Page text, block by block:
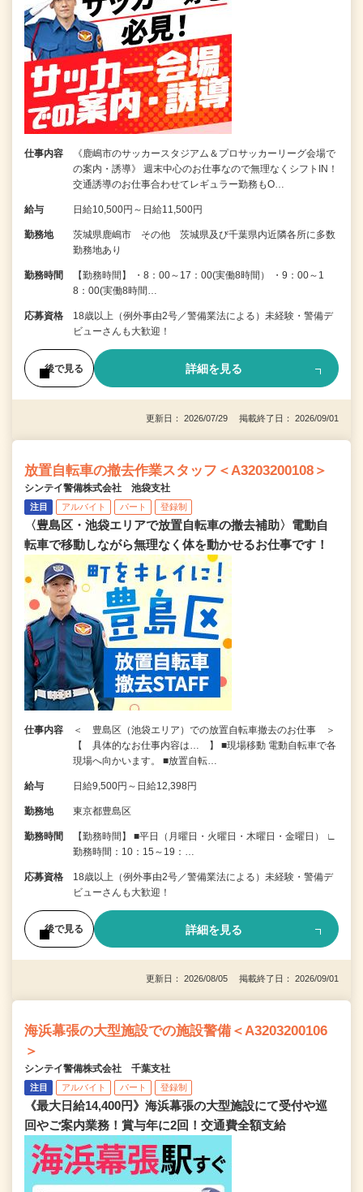
仕事内容
《鹿嶋市のサッカースタジアム＆プロサッカーリーグ会場で
の案内・誘導》 週末中心のお仕事なので無理なくシフトIN！
交通誘導のお仕事合わせてレギュラー勤務もO…
給与 日給10,500円～日給11,500円
勤務地
茨城県鹿嶋市 その他 茨城県及び千葉県内近隣各所に多数
勤務地あり
勤務時間
【勤務時間】 ・8：00～17：00(実働8時間） ・9：00～1
8：00(実働8時間…
応募資格
18歳以上（例外事由2号／警備業法による）未経験・警備デ
ビューさんも大歓迎！
後で見る 詳細を見る
更新日： 2026/07/29 掲載終了日： 2026/09/01
放置自転車の撤去作業スタッフ＜A3203200108＞
シンテイ警備株式会社 池袋支社
注目 アルバイト パート 登録制
〈豊島区・池袋エリアで放置自転車の撤去補助〉電動自
転車で移動しながら無理なく体を動かせるお仕事です！
仕事内容
＜ 豊島区（池袋エリア）での放置自転車撤去のお仕事 ＞
【 具体的なお仕事内容は… 】 ■現場移動 電動自転車で各
現場へ向かいます。 ■放置自転…
給与 日給9,500円～日給12,398円
勤務地 東京都豊島区
勤務時間
【勤務時間】 ■平日（月曜日・火曜日・木曜日・金曜日） ∟
勤務時間：10：15～19：…
応募資格
18歳以上（例外事由2号／警備業法による）未経験・警備デ
ビューさんも大歓迎！
後で見る 詳細を見る
更新日： 2026/08/05 掲載終了日： 2026/09/01
海浜幕張の大型施設での施設警備＜A3203200106
＞
シンテイ警備株式会社 千葉支社
注目 アルバイト パート 登録制
《最大日給14,400円》海浜幕張の大型施設にて受付や巡
回やご案内業務！賞与年に2回！交通費全額支給